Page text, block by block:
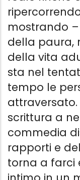
mostrando
della paura,
della vita
sta nel
tempo le
attraversato.
scrittura a
commedia
rapporti e
torna a farci